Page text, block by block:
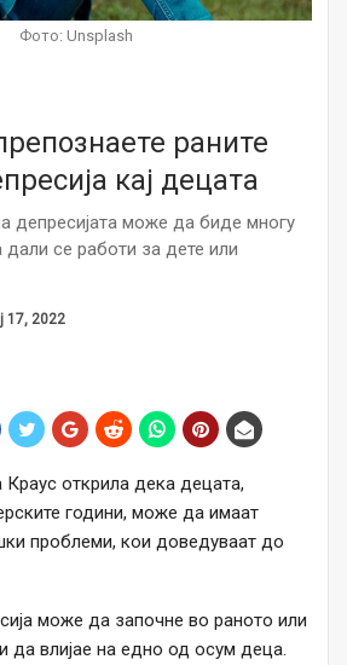
Фото: Unsplash
раните
кај децата
депресијата може да биде многу
се работи за дете или
17, 2022
Краус открила дека децата,
години, може да имаат
проблеми, кои доведуваат до
може да започне во раното или
да влијае на едно од осум деца.